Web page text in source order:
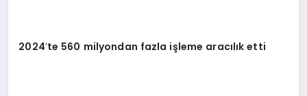
2024’te 560 milyondan fazla işleme aracılık etti